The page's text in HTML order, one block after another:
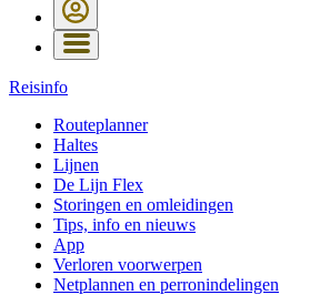
Reisinfo
Routeplanner
Haltes
Lijnen
De Lijn Flex
Storingen en omleidingen
Tips, info en nieuws
App
Verloren voorwerpen
Netplannen en perronindelingen